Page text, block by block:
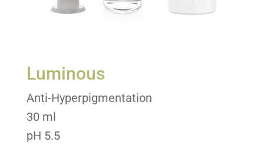
Luminous
Anti-Hyperpigmentation
30 ml
pH 5.5